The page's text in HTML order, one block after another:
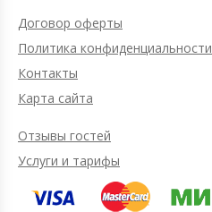
Договор оферты
Политика конфиденциальности
Контакты
Карта сайта
Отзывы гостей
Услуги и тарифы